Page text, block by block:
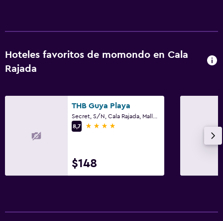
Hoteles favoritos de momondo en Cala
Rajada
THB Guya Playa
8,7
4 estrellas
$148